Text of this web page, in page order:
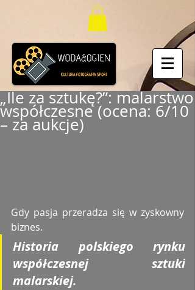
„Ile za sztukę?”: malarstwo
współczesne (ocena: 6/10
– za aukcje)
Gdy pasja przeradza się w zyskowny
biznes.
Historia polskiego rynku
współczesnej sztuki
malarskiej.